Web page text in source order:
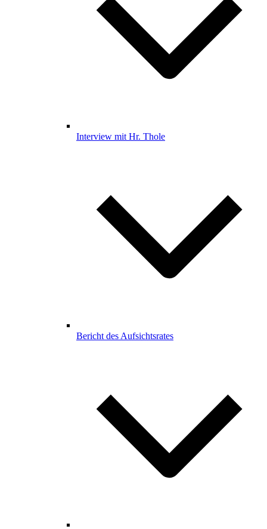
Interview mit Hr. Thole
Bericht des Aufsichtsrates